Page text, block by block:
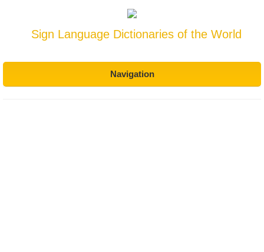
Sign Language Dictionaries of the World
Navigation